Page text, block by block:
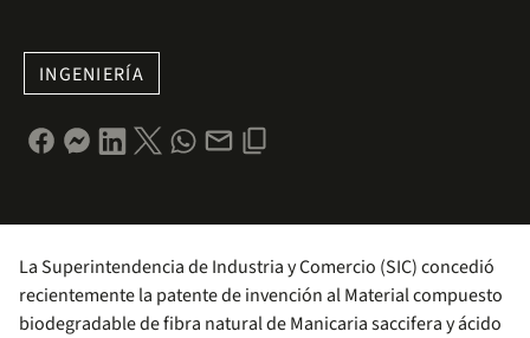
INGENIERÍA
La Superintendencia de Industria y Comercio (SIC) concedió
recientemente la patente de invención al Material compuesto
biodegradable de fibra natural de Manicaria saccifera y ácido